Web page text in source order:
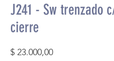
J241 - Sw trenzado
cierre
$ 23.000,00Precio